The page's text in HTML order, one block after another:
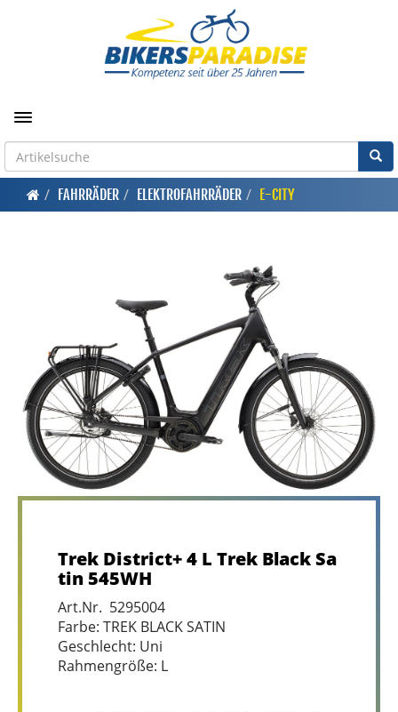
Toggle navigation
FAHRRÄDER ELEKTROFAHRRÄDER E-CITY
Trek District+ 4 L Trek Black Sa
tin 545WH
Art.Nr. 5295004
Farbe: TREK BLACK SATIN
Geschlecht: Uni
Rahmengröße: L